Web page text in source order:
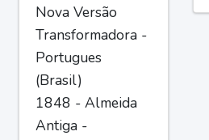
Nova Versão
Transformadora -
Portugues
(Brasil)
1848 - Almeida
Antiga -